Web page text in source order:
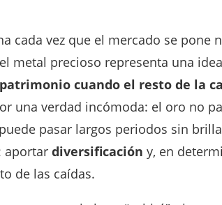
cada vez que el mercado se pone
metal precioso representa una
cuando el resto de la
una verdad incómoda: el oro no
pasar largos periodos sin
aportar diversificación y, en
de las caídas.